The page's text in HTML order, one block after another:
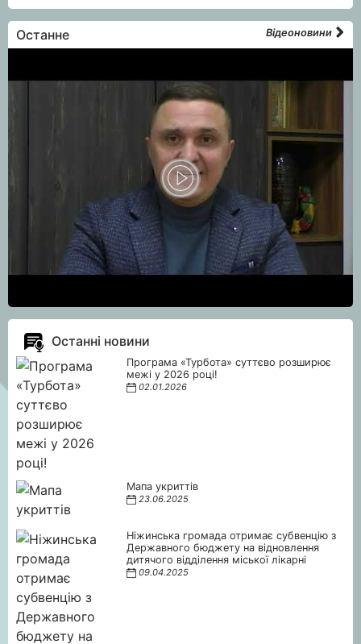
Останне Відеоновини
Останні новини
Програма «Турбота» суттєво розширює
межі у 2026 році!
02.01.2026
Мапа укриттів
23.06.2025
Ніжинська громада отримає субвенцію з
Державного бюджету на відновлення
дитячого відділення міської лікарні
09.04.2025